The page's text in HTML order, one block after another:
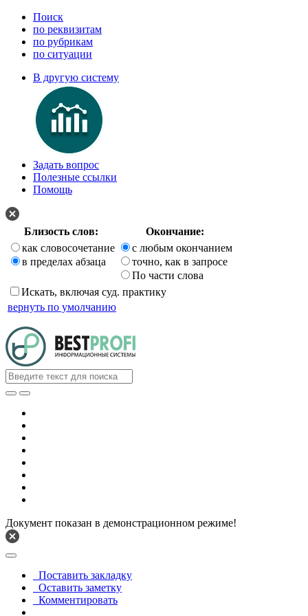
Поиск
по реквизитам
по рубрикам
по ситуации
В другую систему
Задать вопрос
Полезные ссылки
Помощь
Близость слов:
Окончание:
как словосочетание
в пределах абзаца
с любым окончанием
точно, как в запросе
По части слова
Искать, включая суд. практику
вернуть по умолчанию
Документ показан в демонстрационном режиме!
Поставить закладку
Оставить заметку
Комментировать